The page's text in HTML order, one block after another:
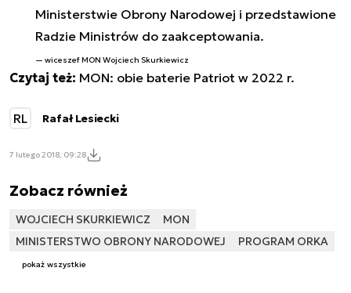
Ministerstwie Obrony Narodowej i przedstawione
Radzie Ministrów do zaakceptowania.
wiceszef MON Wojciech Skurkiewicz
Czytaj też: MON: obie baterie Patriot w 2022 r.
RL Rafał Lesiecki
7 lutego 2018, 09:28
Zobacz również
WOJCIECH SKURKIEWICZ
MON
MINISTERSTWO OBRONY NARODOWEJ
PROGRAM ORKA
pokaż wszystkie